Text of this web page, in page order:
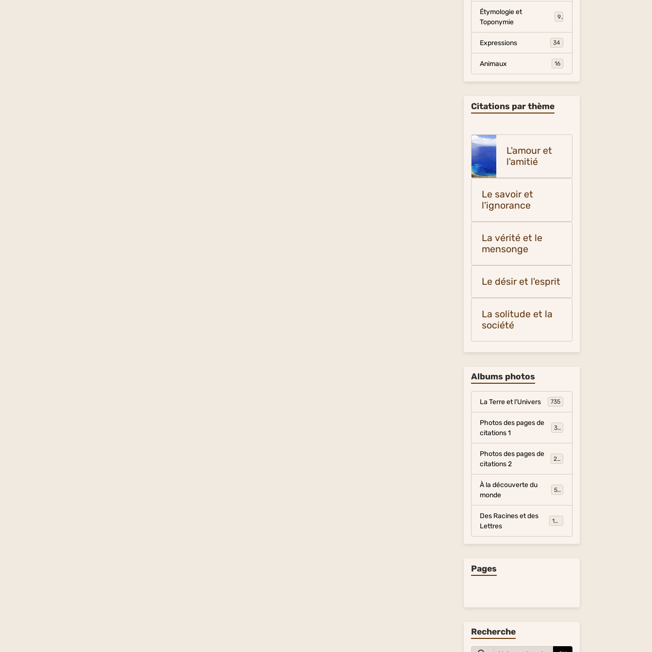
Étymologie et
Toponymie
9
Expressions 34
Animaux 16
Citations par thème
L'amour et
l'amitié
Le savoir et
l'ignorance
La vérité et le
mensonge
Le désir et l'esprit
La solitude et la
société
Albums photos
La Terre et l'Univers 735
Photos des pages de
citations 1
317
Photos des pages de
citations 2
281
À la découverte du
monde
54
Des Racines et des
Lettres
134
Pages
Recherche